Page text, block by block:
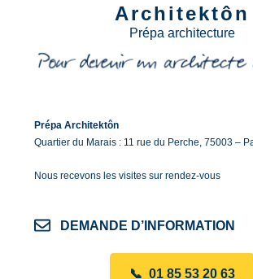
Architektôn
Prépa architecture
Prépa Architektôn
Quartier du Marais : 11 rue du Perche, 75003 –
Nous recevons les visites sur rendez-vous
DEMANDE D’INFORMATION
📞 01 85 53 20 63